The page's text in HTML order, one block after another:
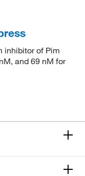
inhibitor of Pim
and 69 nM for